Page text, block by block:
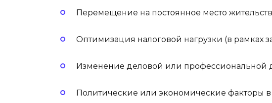
Перемещение на постоянное место
Оптимизация налоговой нагрузки (в рамках
Изменение деловой или профессиональной
Политические или экономические факторы